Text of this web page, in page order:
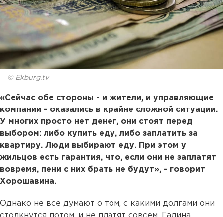
© Ekburg.tv
«Сейчас обе стороны - и жители, и управляющие
компании - оказались в крайне сложной ситуации.
У многих просто нет денег, они стоят перед
выбором: либо купить еду, либо заплатить за
квартиру. Люди выбирают еду. При этом у
жильцов есть гарантия, что, если они не заплатят
вовремя, пени с них брать не будут», - говорит
Хорошавина.
Однако не все думают о том, с какими долгами они
столкнутся потом, и не платят совсем. Галина